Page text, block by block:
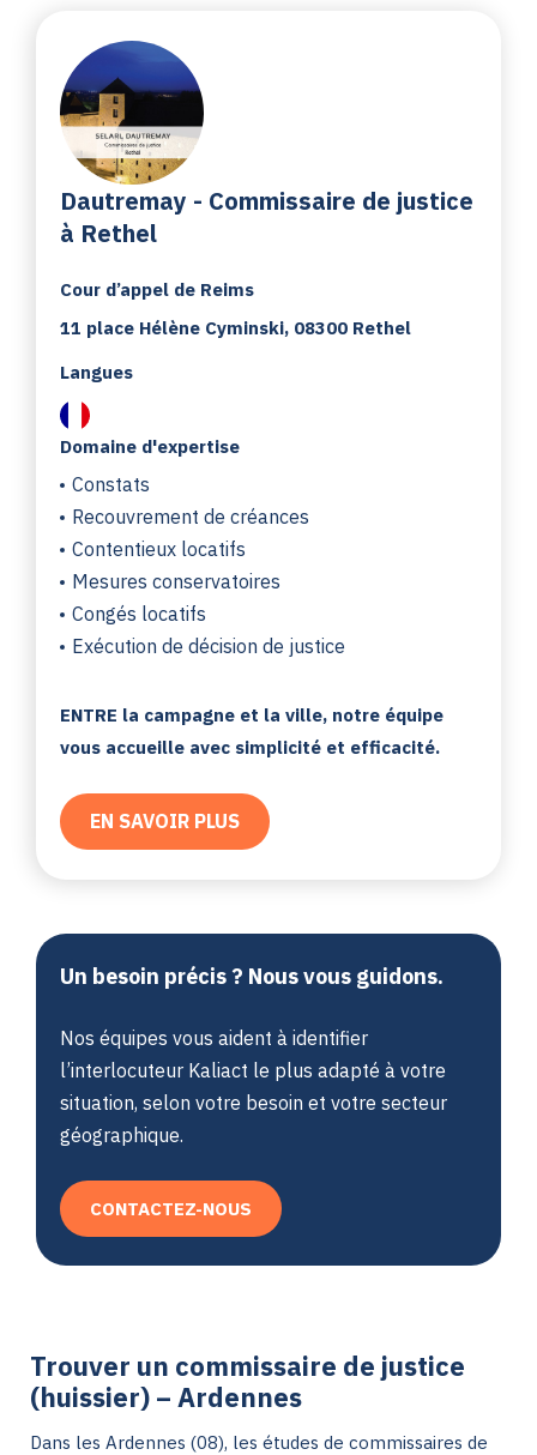
Dautremay - Commissaire de justice
à Rethel
Cour d’appel de Reims
11 place Hélène Cyminski, 08300 Rethel
Domaine d'expertise
Constats
Recouvrement de créances
Contentieux locatifs
Mesures conservatoires
Congés locatifs
Exécution de décision de justice
Langues
ENTRE la campagne et la ville, notre équipe
vous accueille avec simplicité et efficacité.
EN SAVOIR PLUS
Un besoin précis ? Nous vous guidons.
Nos équipes vous aident à identifier
l’interlocuteur Kaliact le plus adapté à votre
situation, selon votre besoin et votre secteur
géographique.
CONTACTEZ-NOUS
Trouver un commissaire de justice
(huissier) – Ardennes
Dans les Ardennes (08), les études de commissaires de